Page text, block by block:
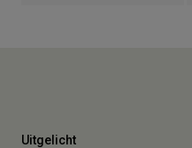
Uitgelicht